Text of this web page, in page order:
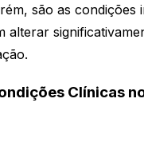
são as condições
alterar
Clínicas